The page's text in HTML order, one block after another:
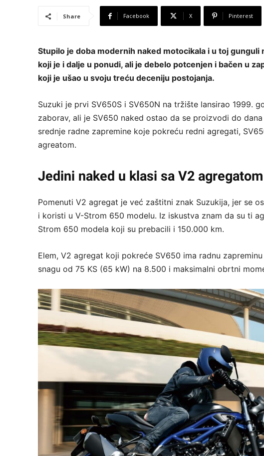
Share Facebook X Pinterest
Stupilo je doba modernih naked motocikala i u toj
koji je i dalje u ponudi, ali je debelo potcenjen i bačen u
koji je ušao u svoju treću deceniju postojanja.
Suzuki je prvi SV650S i SV650N na tržište lansirao 1999.
zaborav, ali je SV650 naked ostao da se proizvodi do
srednje radne zapremine koje pokreću redni agregati,
agreatom.
Jedini naked u klasi sa V2 agregatom
Pomenuti V2 agregat je već zaštitni znak Suzukija, jer se
i koristi u V-Strom 650 modelu. Iz iskustva znam da su ti
Strom 650 modela koji su prebacili i 150.000 km.
Elem, V2 agregat koji pokreće SV650 ima radnu
snagu od 75 KS (65 kW) na 8.500 i maksimalni obrtni